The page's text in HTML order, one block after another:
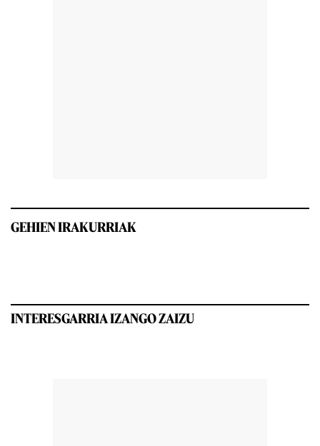
GEHIEN IRAKURRIAK
INTERESGARRIA IZANGO ZAIZU